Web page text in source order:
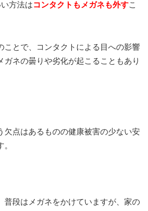
方法はコンタクトもメガネも外すこ
ことで、コンタクトによる目への影響
ガネの曇りや劣化が起こることもあり
欠点はあるものの健康被害の少ない安
普段はメガネをかけていますが、家の